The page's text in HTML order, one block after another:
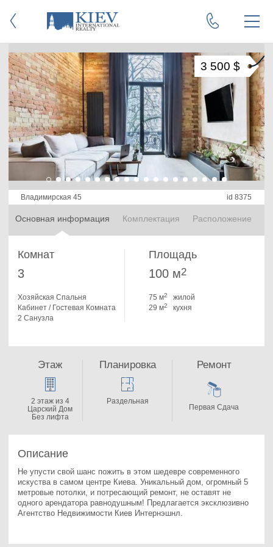
Владимирская 45 id 8375
Основная информация Комплектация Расположение
3 500 $
Комнат
3
Хозяйская Спальня
Кабинет / Гостевая Комната
2 Санузла
Площадь
100 м2
75 м2
жилой
29 м2 кухня
Описание
Не упусти свой шанс пожить в этом шедевре современного
искуства в самом центре Киева. Уникальный дом, огромный 5
метровые потолки, и потресающий ремонт, не оставят не
одного арендатора равнодушным! Предлагается эксклюзивно
Агентство Недвижимости Киев Интернэшнл.
Этаж
2 этаж из 4
Царский Дом
Без лифта
Планировка
Раздельная
Ремонт
Первая Сдача